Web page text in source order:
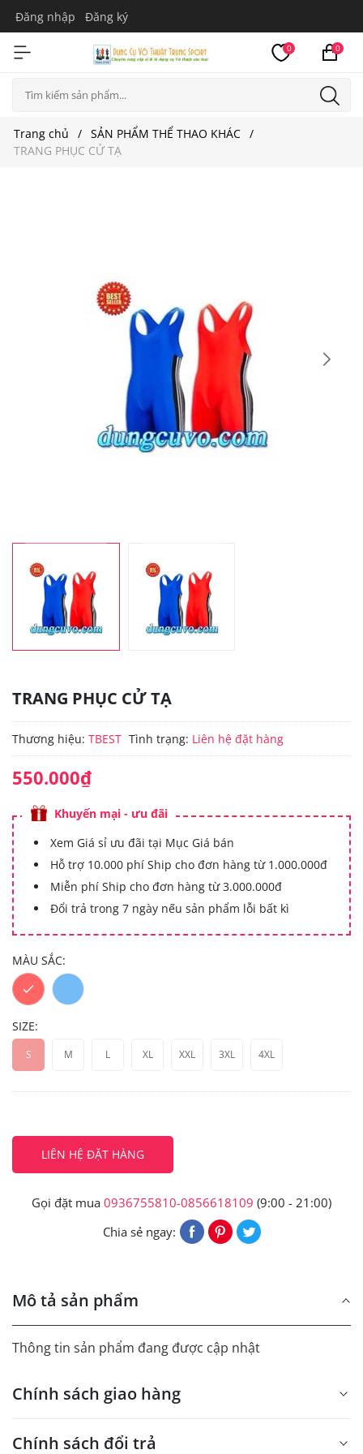
Đăng nhập Đăng ký
0 0
Trang chủ
SẢN PHẨM THỂ THAO KHÁC
TRANG PHỤC CỬ TẠ
TRANG PHỤC CỬ TẠ
Thương hiệu: TBEST Tình trạng: Liên hệ đặt hàng
550.000₫
Khuyến mại - ưu đãi
Xem Giá sỉ ưu đãi tại Mục Giá bán
Hỗ trợ 10.000 phí Ship cho đơn hàng từ 1.000.000đ
Miễn phí Ship cho đơn hàng từ 3.000.000đ
Đổi trả trong 7 ngày nếu sản phẩm lỗi bất kì
MÀU SẮC:
SIZE:
S M L XL XXL 3XL 4XL
LIÊN HỆ ĐẶT HÀNG
Gọi đặt mua 0936755810-0856618109 (9:00 - 21:00)
Chia sẻ ngay:
Mô tả sản phẩm
Thông tin sản phẩm đang được cập nhật
Chính sách giao hàng
Chính sách đổi trả